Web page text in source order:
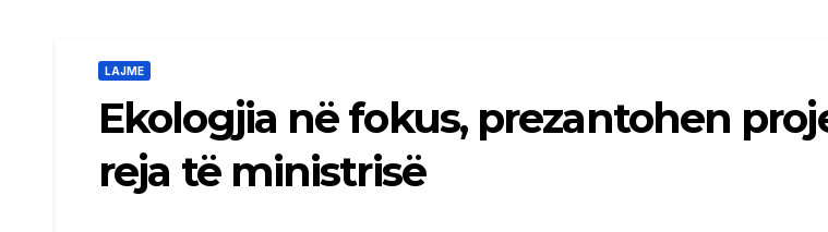
LAJME
Ekologjia në fokus, prezantohen
reja të ministrisë